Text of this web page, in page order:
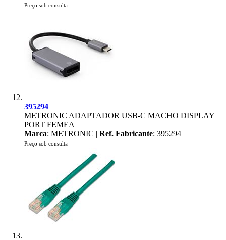
Preço sob consulta
395294
METRONIC ADAPTADOR USB-C MACHO DISPLAY
PORT FEMEA
Marca: METRONIC | Ref. Fabricante: 395294
Preço sob consulta